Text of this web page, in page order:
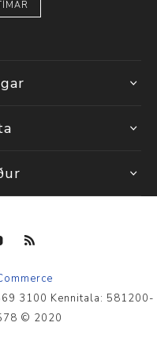
3100 Kennitala: 581200-
© 2020